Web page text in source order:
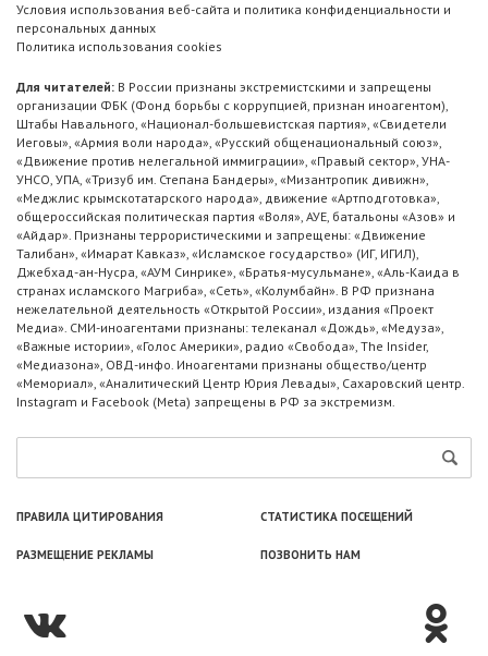
Условия использования веб-сайта и политика конфиденциальности и
персональных данных
Политика использования cookies
Для читателей: В России признаны экстремистскими и запрещены
организации ФБК (Фонд борьбы с коррупцией, признан иноагентом),
Штабы Навального, «Национал-большевистская партия», «Свидетели
Иеговы», «Армия воли народа», «Русский общенациональный союз»,
«Движение против нелегальной иммиграции», «Правый сектор», УНА-
УНСО, УПА, «Тризуб им. Степана Бандеры», «Мизантропик дивижн»,
«Меджлис крымскотатарского народа», движение «Артподготовка»,
общероссийская политическая партия «Воля», АУЕ, батальоны «Азов» и
«Айдар». Признаны террористическими и запрещены: «Движение
Талибан», «Имарат Кавказ», «Исламское государство» (ИГ, ИГИЛ),
Джебхад-ан-Нусра, «АУМ Синрике», «Братья-мусульмане», «Аль-Каида в
странах исламского Магриба», «Сеть», «Колумбайн». В РФ признана
нежелательной деятельность «Открытой России», издания «Проект
Медиа». СМИ-иноагентами признаны: телеканал «Дождь», «Медуза»,
«Важные истории», «Голос Америки», радио «Свобода», The Insider,
«Медиазона», ОВД-инфо. Иноагентами признаны общество/центр
«Мемориал», «Аналитический Центр Юрия Левады», Сахаровский центр.
Instagram и Facebook (Metа) запрещены в РФ за экстремизм.
ПРАВИЛА ЦИТИРОВАНИЯ СТАТИСТИКА ПОСЕЩЕНИЙ
РАЗМЕЩЕНИЕ РЕКЛАМЫ ПОЗВОНИТЬ НАМ